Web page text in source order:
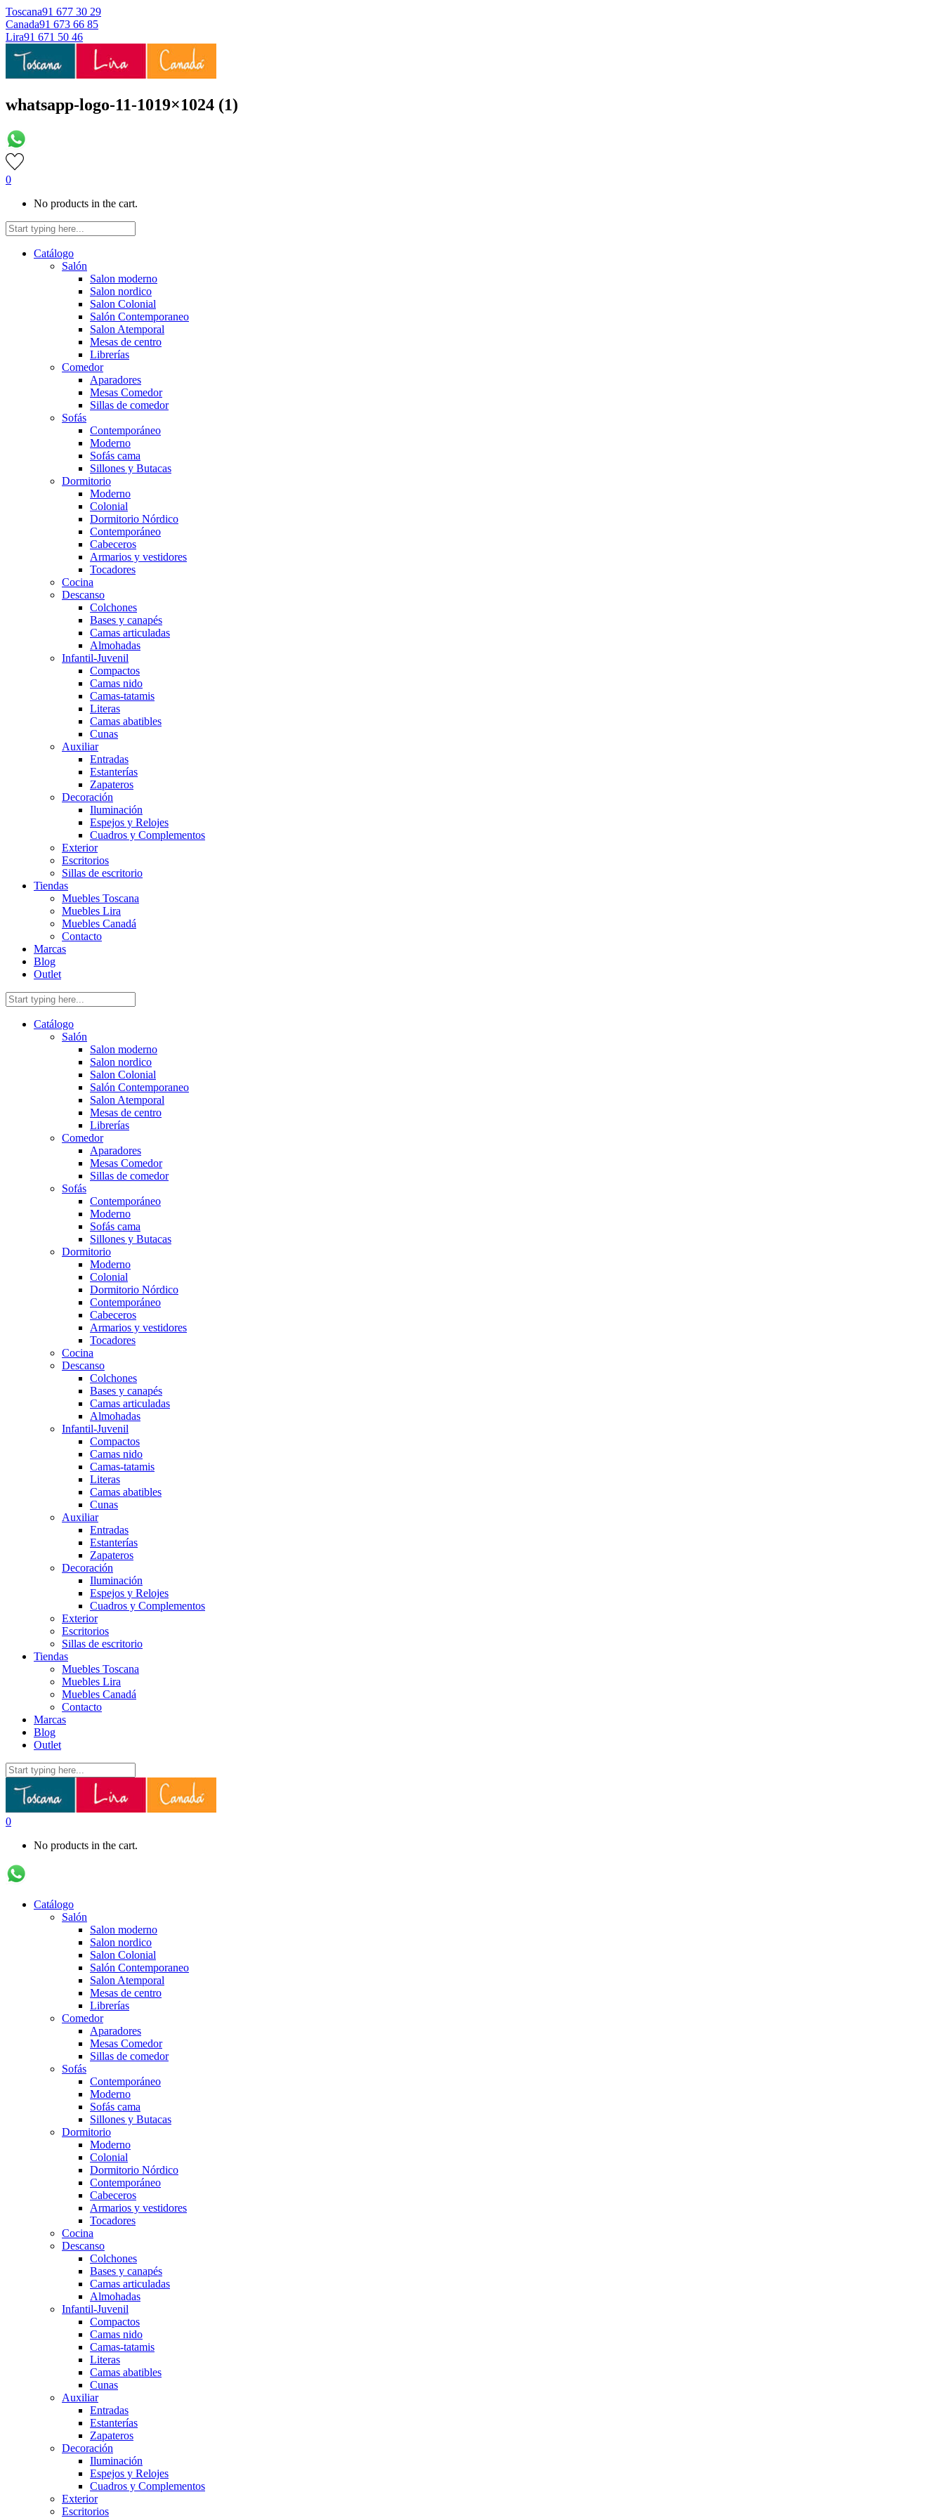
Toscana91 677 30 29
Canada91 673 66 85
Lira91 671 50 46
whatsapp-logo-11-1019×1024 (1)
0
No products in the cart.
Catálogo
Salón
Salon moderno
Salon nordico
Salon Colonial
Salón Contemporaneo
Salon Atemporal
Mesas de centro
Librerías
Comedor
Aparadores
Mesas Comedor
Sillas de comedor
Sofás
Contemporáneo
Moderno
Sofás cama
Sillones y Butacas
Dormitorio
Moderno
Colonial
Dormitorio Nórdico
Contemporáneo
Cabeceros
Armarios y vestidores
Tocadores
Cocina
Descanso
Colchones
Bases y canapés
Camas articuladas
Almohadas
Infantil-Juvenil
Compactos
Camas nido
Camas-tatamis
Literas
Camas abatibles
Cunas
Auxiliar
Entradas
Estanterías
Zapateros
Decoración
Iluminación
Espejos y Relojes
Cuadros y Complementos
Exterior
Escritorios
Sillas de escritorio
Tiendas
Muebles Toscana
Muebles Lira
Muebles Canadá
Contacto
Marcas
Blog
Outlet
Catálogo
Salón
Salon moderno
Salon nordico
Salon Colonial
Salón Contemporaneo
Salon Atemporal
Mesas de centro
Librerías
Comedor
Aparadores
Mesas Comedor
Sillas de comedor
Sofás
Contemporáneo
Moderno
Sofás cama
Sillones y Butacas
Dormitorio
Moderno
Colonial
Dormitorio Nórdico
Contemporáneo
Cabeceros
Armarios y vestidores
Tocadores
Cocina
Descanso
Colchones
Bases y canapés
Camas articuladas
Almohadas
Infantil-Juvenil
Compactos
Camas nido
Camas-tatamis
Literas
Camas abatibles
Cunas
Auxiliar
Entradas
Estanterías
Zapateros
Decoración
Iluminación
Espejos y Relojes
Cuadros y Complementos
Exterior
Escritorios
Sillas de escritorio
Tiendas
Muebles Toscana
Muebles Lira
Muebles Canadá
Contacto
Marcas
Blog
Outlet
0
No products in the cart.
Catálogo
Salón
Salon moderno
Salon nordico
Salon Colonial
Salón Contemporaneo
Salon Atemporal
Mesas de centro
Librerías
Comedor
Aparadores
Mesas Comedor
Sillas de comedor
Sofás
Contemporáneo
Moderno
Sofás cama
Sillones y Butacas
Dormitorio
Moderno
Colonial
Dormitorio Nórdico
Contemporáneo
Cabeceros
Armarios y vestidores
Tocadores
Cocina
Descanso
Colchones
Bases y canapés
Camas articuladas
Almohadas
Infantil-Juvenil
Compactos
Camas nido
Camas-tatamis
Literas
Camas abatibles
Cunas
Auxiliar
Entradas
Estanterías
Zapateros
Decoración
Iluminación
Espejos y Relojes
Cuadros y Complementos
Exterior
Escritorios